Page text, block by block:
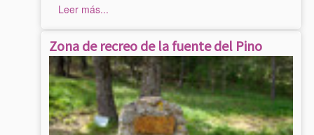
Leer más...
Zona de recreo de la fuente del Pino